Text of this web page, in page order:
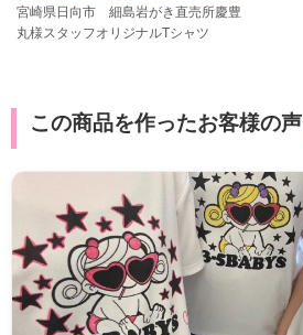
宮崎県日向市 細島岩がき直売所慶豊
丸様スタッフオリジナルTシャツ
この商品を作ったお客様の声